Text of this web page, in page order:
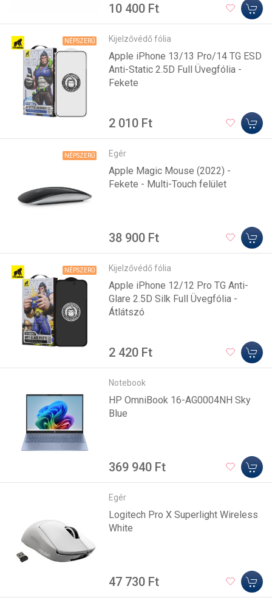
10 400 Ft
NÉPSZERŰ Kijelzővédő fólia
Apple iPhone 13/13 Pro/14 TG ESD
Anti-Static 2.5D Full Üvegfólia -
Fekete
2 010 Ft
NÉPSZERŰ Egér
Apple Magic Mouse (2022) -
Fekete - Multi-Touch felület
38 900 Ft
NÉPSZERŰ Kijelzővédő fólia
Apple iPhone 12/12 Pro TG Anti-
Glare 2.5D Silk Full Üvegfólia -
Átlátszó
2 420 Ft
Notebook
HP OmniBook 16-AG0004NH Sky
Blue
369 940 Ft
Egér
Logitech Pro X Superlight Wireless
White
47 730 Ft